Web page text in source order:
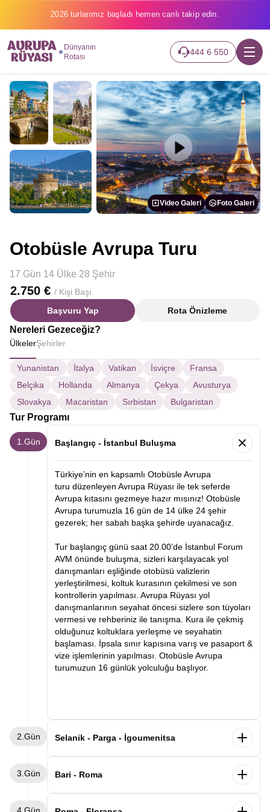
2026 turlarımız başladı hemen canlı takip edin.
Dünyanın
Rotası
444 6 550
Video Galeri Foto Galeri
Otobüsle Avrupa Turu
17 Gün 14 Ülke 28 Şehir
2.750 € / Kişi Başı
Başvuru Yap
Rota Önizleme
Nereleri Gezeceğiz?
ÜlkelerŞehirler
Yunanistan İtalya Vatikan İsviçre
Fransa
Belçika
Hollanda Almanya Çekya
Avusturya
Slovakya
Macaristan Sırbistan Bulgaristan
Tur Programı
1.Gün Başlangıç - İstanbul Buluşma
Türkiye’nin en kapsamlı Otobüsle Avrupa
turu düzenleyen Avrupa Rüyası ile tek seferde
Avrupa kıtasını gezmeye hazır mısınız! Otobüsle
Avrupa turumuzla 16 gün de 14 ülke 24 şehir
gezerek; her sabah başka şehirde uyanacağız.
Tur başlangıç günü saat 20.00’de İstanbul Forum
AVM önünde buluşma, sizleri karşılayacak yol
danışmanları eşliğinde otobüsü valizlerin
yerleştirilmesi, koltuk kurasının çekilmesi ve son
kontrollerin yapılması. Avrupa Rüyası yol
danışmanlarının seyahat öncesi sizlere son tüyoları
vermesi ve rehberiniz ile tanışma. Kura ile çekmiş
olduğunuz koltuklara yerleşme ve seyahatin
başlaması. İpsala sınır kapısına varış ve pasaport &
vize işlemlerinin yapılması. Otobüsle Avrupa
turumuzun 16 günlük yolculuğu başlıyor.
2.Gün Selanik - Parga - İgoumenitsa
Ardından Selanik şehir turu. Selanik’te görülecek
yerler arasında Atatürk’ün evi, Kordon, Beyaz Kule
3.Gün Bari - Roma